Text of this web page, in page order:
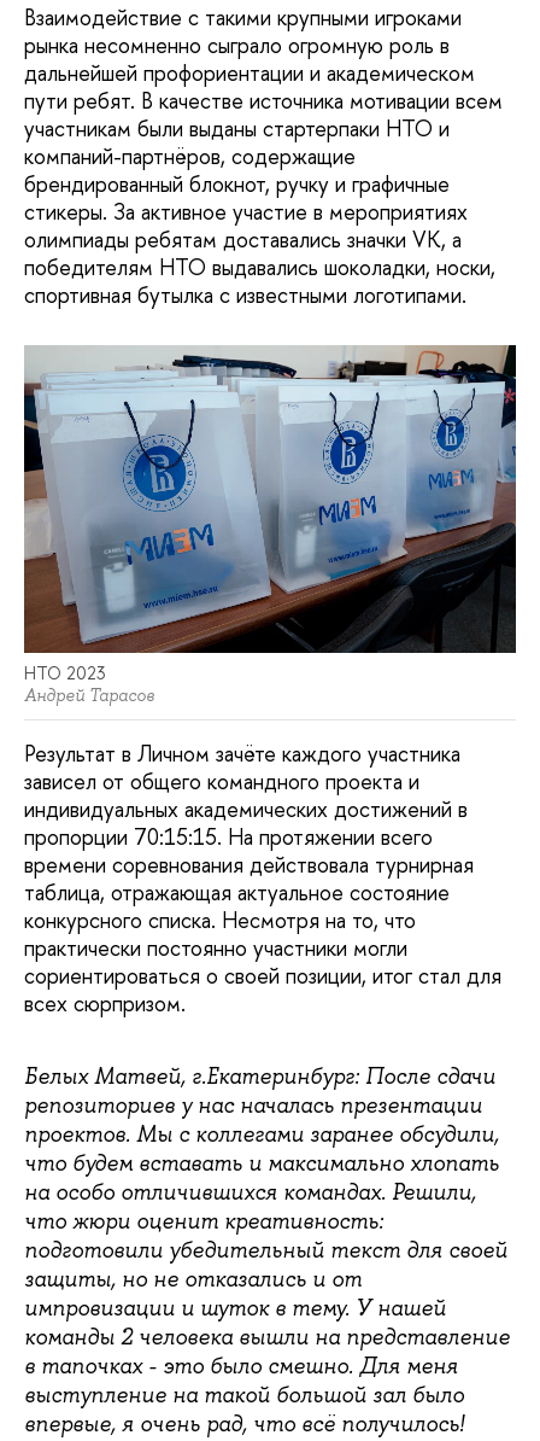
Взаимодействие с такими крупными игроками
рынка несомненно сыграло огромную роль в
дальнейшей профориентации и академическом
пути ребят. В качестве источника мотивации всем
участникам были выданы стартерпаки НТО и
компаний-партнёров, содержащие
брендированный блокнот, ручку и графичные
стикеры. За активное участие в мероприятиях
олимпиады ребятам доставались значки VK, а
победителям НТО выдавались шоколадки, носки,
спортивная бутылка с известными логотипами.
НТО 2023
Андрей Тарасов
Результат в Личном зачёте каждого участника
зависел от общего командного проекта и
индивидуальных академических достижений в
пропорции 70:15:15. На протяжении всего
времени соревнования действовала турнирная
таблица, отражающая актуальное состояние
конкурсного списка. Несмотря на то, что
практически постоянно участники могли
сориентироваться о своей позиции, итог стал для
всех сюрпризом.
Белых Матвей, г.Екатеринбург: После сдачи
репозиториев у нас началась презентации
проектов. Мы с коллегами заранее обсудили,
что будем вставать и максимально хлопать
на особо отличившихся командах. Решили,
что жюри оценит креативность:
подготовили убедительный текст для своей
защиты, но не отказались и от
импровизации и шуток в тему. У нашей
команды 2 человека вышли на представление
в тапочках - это было смешно. Для меня
выступление на такой большой зал было
впервые, я очень рад, что всё получилось!